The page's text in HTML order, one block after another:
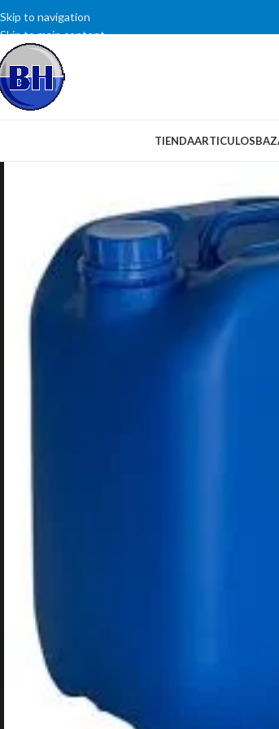
Skip to navigation
Skip to main content
TIENDAARTICULOS